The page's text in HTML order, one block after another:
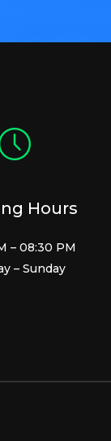
Hours
– 08:30 PM
– Sunday